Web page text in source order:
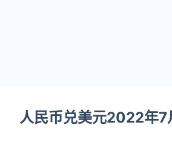
人民币兑美元2022年7